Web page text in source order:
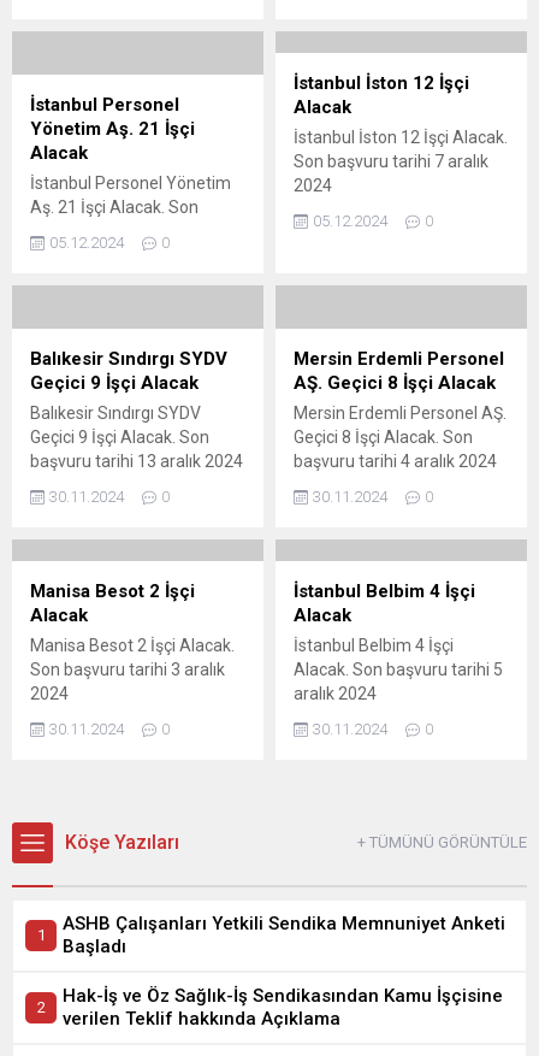
İstanbul Personel
Yönetim Aş. 21 İşçi
Alacak
İstanbul Personel Yönetim
Aş. 21 İşçi Alacak. Son
05.12.2024 0
İstanbul İston 12 İşçi
Alacak
İstanbul İston 12 İşçi Alacak.
Son başvuru tarihi 7 aralık
2024
05.12.2024 0
Balıkesir Sındırgı SYDV
Geçici 9 İşçi Alacak
Balıkesir Sındırgı SYDV
Geçici 9 İşçi Alacak. Son
başvuru tarihi 13 aralık 2024
30.11.2024 0
Mersin Erdemli Personel
AŞ. Geçici 8 İşçi Alacak
Mersin Erdemli Personel AŞ.
Geçici 8 İşçi Alacak. Son
başvuru tarihi 4 aralık 2024
30.11.2024 0
Manisa Besot 2 İşçi
Alacak
Manisa Besot 2 İşçi Alacak.
Son başvuru tarihi 3 aralık
2024
30.11.2024 0
İstanbul Belbim 4 İşçi
Alacak
İstanbul Belbim 4 İşçi
Alacak. Son başvuru tarihi 5
aralık 2024
30.11.2024 0
Köşe Yazıları + TÜMÜNÜ GÖRÜNTÜLE
ASHB Çalışanları Yetkili Sendika Memnuniyet Anketi
Başladı
Hak-İş ve Öz Sağlık-İş Sendikasından Kamu İşçisine
verilen Teklif hakkında Açıklama